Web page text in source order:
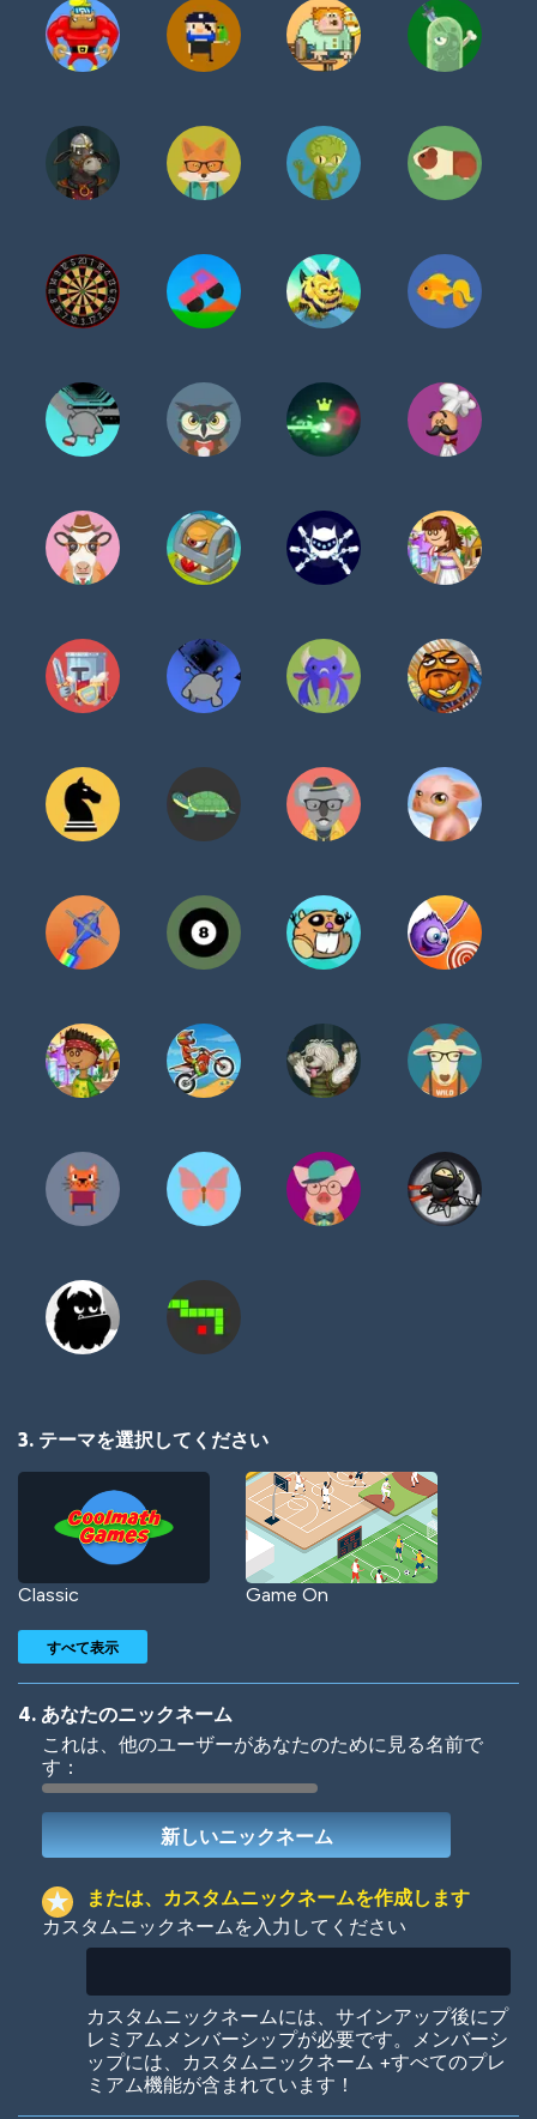
3. テーマを選択してください
Classic Game On
Woof
Colorful
すべて表示
4. あなたのニックネーム
これは、他のユーザーがあなたのために見る名前で
す：
または、カスタムニックネームを作成します
カスタムニックネームを入力してください
カスタムニックネームには、サインアップ後にプ
レミアムメンバーシップが必要です。メンバーシ
ップには、カスタムニックネーム +すべてのプレ
ミアム機能が含まれています！